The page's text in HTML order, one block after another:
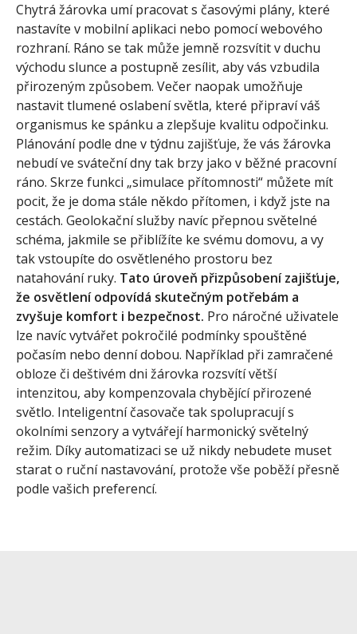
Chytrá žárovka umí pracovat s časovými plány, které
nastavíte v mobilní aplikaci nebo pomocí webového
rozhraní. Ráno se tak může jemně rozsvítit v duchu
východu slunce a postupně zesílit, aby vás vzbudila
přirozeným způsobem. Večer naopak umožňuje
nastavit tlumené oslabení světla, které připraví váš
organismus ke spánku a zlepšuje kvalitu odpočinku.
Plánování podle dne v týdnu zajišťuje, že vás žárovka
nebudí ve sváteční dny tak brzy jako v běžné pracovní
ráno. Skrze funkci „simulace přítomnosti“ můžete mít
pocit, že je doma stále někdo přítomen, i když jste na
cestách. Geolokační služby navíc přepnou světelné
schéma, jakmile se přiblížíte ke svému domovu, a vy
tak vstoupíte do osvětleného prostoru bez
natahování ruky. Tato úroveň přizpůsobení zajišťuje,
že osvětlení odpovídá skutečným potřebám a
zvyšuje komfort i bezpečnost. Pro náročné uživatele
lze navíc vytvářet pokročilé podmínky spouštěné
počasím nebo denní dobou. Například při zamračené
obloze či deštivém dni žárovka rozsvítí větší
intenzitou, aby kompenzovala chybějící přirozené
světlo. Inteligentní časovače tak spolupracují s
okolními senzory a vytvářejí harmonický světelný
režim. Díky automatizaci se už nikdy nebudete muset
starat o ruční nastavování, protože vše poběží přesně
podle vašich preferencí.